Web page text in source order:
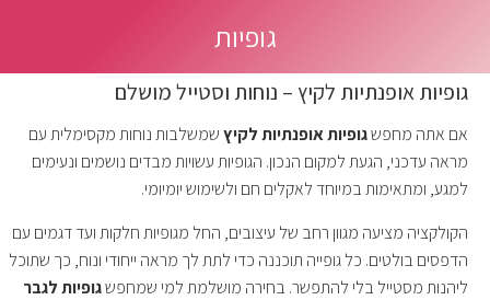
גופיות
גופיות אופנתיות לקיץ – נוחות וסטייל מושלם
אם אתה מחפשגופיות אופנתיות לקיץשמשלבות נוחות מקסימלית עם
מראה עדכני, הגעת למקום הנכון. הגופיות עשויות מבדים נושמים ונעימים
למגע, ומתאימות במיוחד לאקלים חם ולשימוש יומיומי.
הקולקציה מציעה מגוון רחב של עיצובים, החל מגופיות חלקות ועד דגמים עם
הדפסים בולטים. כל גופייה תוכננה כדי לתת לך מראה ייחודי ונוח, כך שתוכל
ליהנות מסטייל בלי להתפשר. בחירה מושלמת למי שמחפשגופיות לגבר